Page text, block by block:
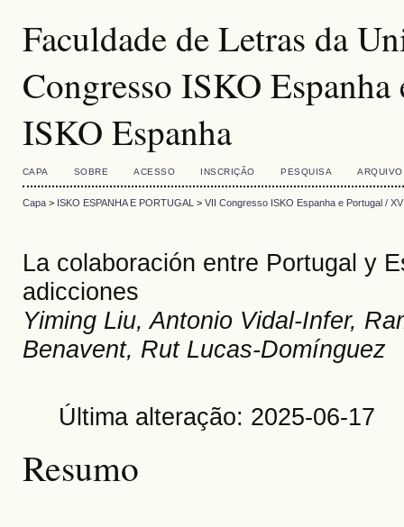
Faculdade de Letras da
Congresso ISKO
ISKO Espanha
CAPA SOBRE ACESSO INSCRIÇÃO PESQUISA ARQUIVO
Capa> ISKO ESPANHA E PORTUGAL > VII Congresso ISKO Espanha e Portugal /
La colaboración entre Portugal y
adicciones
Yiming Liu, Antonio Vidal-Infer,
Benavent, Rut Lucas-Domínguez
Última alteração: 2025-06-17
Resumo